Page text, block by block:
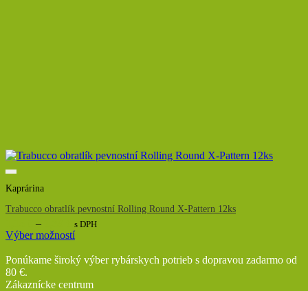
Kaprárina
Trabucco obratlík pevnostní Rolling Round X-Pattern 12ks
–
Price
range:
through
1,39 €
s DPH
Výber možností
produkt
má
viacero
Ponúkame široký výber rybárskych potrieb s dopravou zadarmo od
80 €.
Zákaznícke centrum